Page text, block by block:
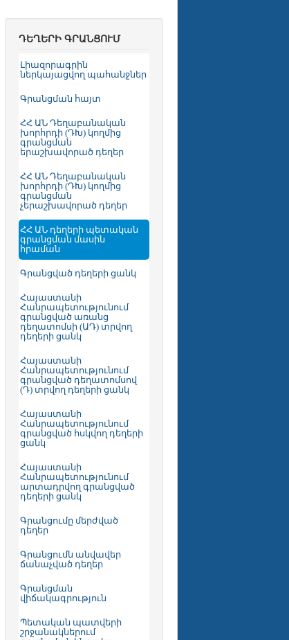
ԴԵՂԵՐԻ ԳՐԱՆՑՈՒՄ
Լիազորագրին
ներկայացվող պահանջներ
Գրանցման հայտ
ՀՀ ԱՆ Դեղաբանական
խորհրդի (ԴԽ) կողմից
գրանցման
երաշխավորած դեղեր
ՀՀ ԱՆ Դեղաբանական
խորհրդի (ԴԽ) կողմից
գրանցման
չերաշխավորած դեղեր
ՀՀ ԱՆ դեղերի պետական
գրանցման մասին
հրաման
Գրանցված դեղերի ցանկ
Հայաստանի
Հանրապետությունում
գրանցված առանց
դեղատոմսի (ԱԴ) տրվող
դեղերի ցանկ
Հայաստանի
Հանրապետությունում
գրանցված դեղատոմսով
(Դ) տրվող դեղերի ցանկ
Հայաստանի
Հանրապետությունում
գրանցված հսկվող դեղերի
ցանկ
Հայաստանի
Հանրապետությունում
արտադրվող գրանցված
դեղերի ցանկ
Գրանցումը մերժված
դեղեր
Գրանցումն անվավեր
ճանաչված դեղեր
Գրանցման
վիճակագրություն
Պետական պատվերի
շրջանակներում